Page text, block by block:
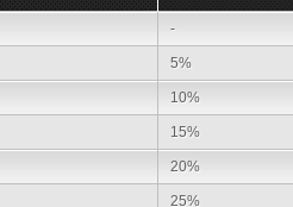
-
5%
10%
15%
20%
25%